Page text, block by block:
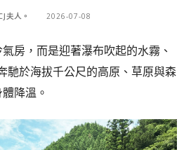
夫人。 2026-07-08
房，而是迎著瀑布吹起的水霧、
馳於海拔千公尺的高原、草原與森
降溫。